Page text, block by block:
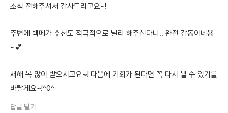
소식 전해주셔서 감사드리고요~!
주변에 백메가 추천도 적극적으로 널리 해주신다니.. 완전 감동이네용
~💕
새해 복 많이 받으시고요~! 다음에 기회가 된다면 꼭 다시 뵐 수 있기를
바랄게요~!^0^
답글 달기